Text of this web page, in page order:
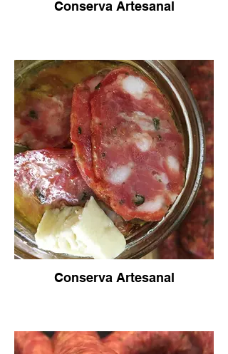
Conserva Artesanal
Conserva Artesanal